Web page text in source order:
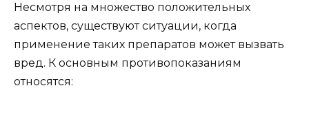
Несмотря на множество положительных
аспектов, существуют ситуации, когда
применение таких препаратов может вызвать
вред. К основным противопоказаниям
относятся: